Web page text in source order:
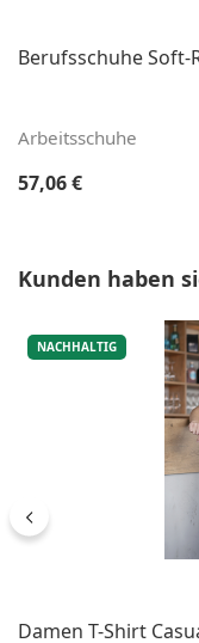
Berufsschuhe Soft-
Arbeitsschuhe
Regulärer Preis:
57,06 €
Produktgalerie
Kunden haben
NACHHALTIG
Damen T-Shirt